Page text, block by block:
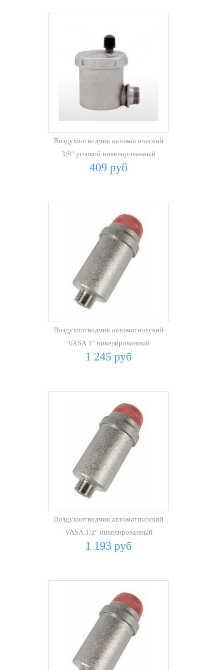
Воздухоотводчик автоматический
3/8" угловой никелированный
409 руб
Воздухоотводчик автоматический
VASA 1" никелированный
1 245 руб
Воздухоотводчик автоматический
VASA 1/2" никелированный
1 193 руб